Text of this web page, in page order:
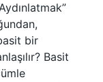
bir
Basit